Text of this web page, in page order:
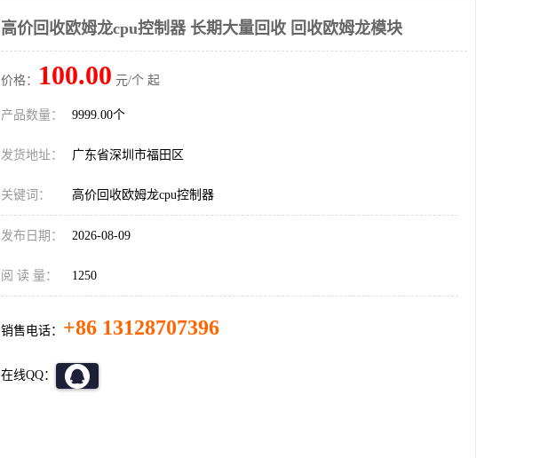
高价回收欧姆龙cpu控制器 长期大量回收 回收欧姆龙模块
价格： 100.00 元/个 起
产品数量： 9999.00个
发货地址： 广东省深圳市福田区
关键词： 高价回收欧姆龙cpu控制器
发布日期： 2026-08-09
阅 读 量： 1250
销售电话： +86 13128707396
在线QQ：